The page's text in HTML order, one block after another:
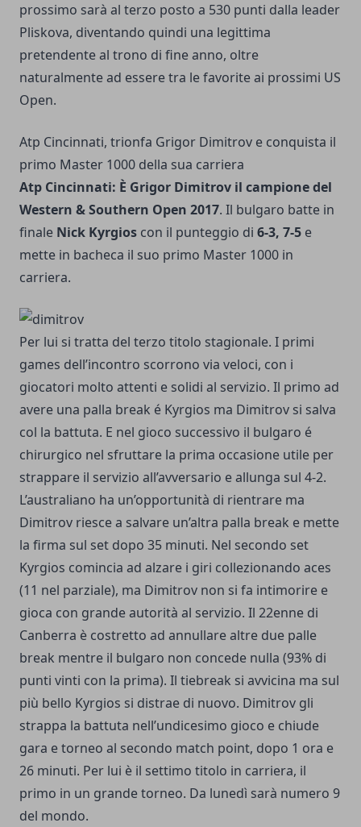
prossimo sarà al terzo posto a 530 punti dalla leader
Pliskova, diventando quindi una legittima
pretendente al trono di fine anno, oltre
naturalmente ad essere tra le favorite ai prossimi US
Open.
Atp Cincinnati, trionfa Grigor Dimitrov e conquista il
primo Master 1000 della sua carriera
Atp Cincinnati: È Grigor Dimitrov il campione del
Western & Southern Open 2017. Il bulgaro batte in
finale Nick Kyrgios con il punteggio di 6-3, 7-5 e
mette in bacheca il suo primo Master 1000 in
carriera.
Per lui si tratta del terzo titolo stagionale. I primi
games dell’incontro scorrono via veloci, con i
giocatori molto attenti e solidi al servizio. Il primo ad
avere una palla break é Kyrgios ma Dimitrov si salva
col la battuta. E nel gioco successivo il bulgaro é
chirurgico nel sfruttare la prima occasione utile per
strappare il servizio all’avversario e allunga sul 4-2.
L’australiano ha un’opportunità di rientrare ma
Dimitrov riesce a salvare un’altra palla break e mette
la firma sul set dopo 35 minuti. Nel secondo set
Kyrgios comincia ad alzare i giri collezionando aces
(11 nel parziale), ma Dimitrov non si fa intimorire e
gioca con grande autorità al servizio. Il 22enne di
Canberra è costretto ad annullare altre due palle
break mentre il bulgaro non concede nulla (93% di
punti vinti con la prima). Il tiebreak si avvicina ma sul
più bello Kyrgios si distrae di nuovo. Dimitrov gli
strappa la battuta nell’undicesimo gioco e chiude
gara e torneo al secondo match point, dopo 1 ora e
26 minuti. Per lui è il settimo titolo in carriera, il
primo in un grande torneo. Da lunedì sarà numero 9
del mondo.